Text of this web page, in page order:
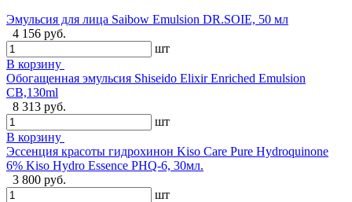
Эмульсия для лица Saibow Emulsion DR.SOIE, 50 мл
4 156 руб.
шт
В корзину
Обогащенная эмульсия Shiseido Elixir Enriched Emulsion
CB,130ml
8 313 руб.
шт
В корзину
Эссенция красоты гидрохинон Kiso Care Pure Hydroquinone
6% Kiso Hydro Essence PHQ-6, 30мл.
3 800 руб.
шт